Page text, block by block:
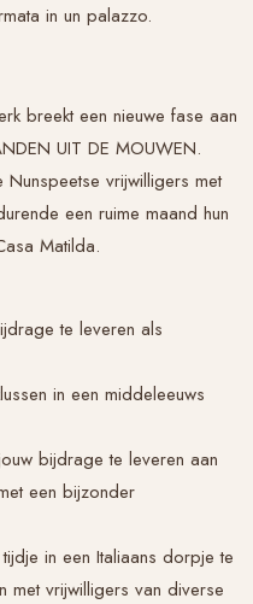
in un palazzo.
breekt een nieuwe fase aan
UIT DE MOUWEN.
vrijwilligers met
een ruime maand hun
Matilda.
te leveren als
in een middeleeuws
bijdrage te leveren aan
een bijzonder
in een Italiaans dorpje te
met vrijwilligers van diverse